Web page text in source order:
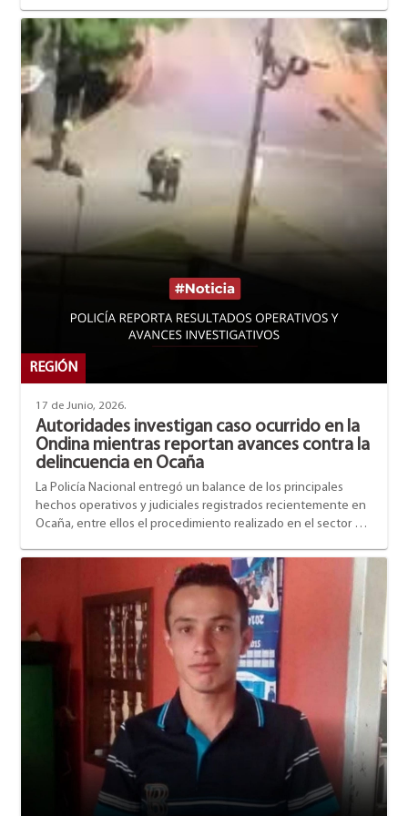
Profesionales externos: $100.000 (COP)
Proyección Empresarial (CEPREM) invitan a
todos los estamentos universitarios a
participar de este encuentro.
Día mundial de internet
10 de Mayo, 2024. - El Cedit se complace en
invitar a la primera rueda de prensa para
conmemorar el día internacional de internet
Cedit realiza jornadas de capacitación
08 de Mayo, 2024. - Desde la Unidad de
Educación Virtual, se están implementando
jornadas de formación dirigidos a la
comunidad docente de la institución.
Vive Libro UFPS OCAÑA 50 AÑOS
03 de Mayo, 2024. - Agéndate con nosotros y
vive esta gran experiencia.
30 de Abril, 2024. - ¡Siente la magia del arte de
nuestra región!
30 de Abril, 2024. - ¿Estás listo para vivir una
experiencia inolvidable? ¡Entonces prepárate
para el Día Universitario!.
seccional Ocaña
29 de Abril, 2024. - Llega la ll Semana de la
años siendo referente de buenas conductas.
24 de Abril, 2024. - Este programa se emite los
días miércoles al medio día por nuestra
emisora institucional La U FM 95.2.
Concurso de Fotografía "Conoce tu
granja" 50 Años UFPSO
12 de Abril, 2024. - En el marco de la
celebración de los 50 años la Granja
Experimental de la FCAA de la Universidad
Francisco de Paula Santander Ocaña, se
estará llevando a cabo un concurso de
fotografía con referencia a la Granja de la
X Congreso Internacional Dossier 2024
09 de Abril, 2024. - La Universidad Francisco
de Paula Santander Ocaña, se complace en
las empresas y los ingresos de los conductores.
REGIÓN
17 de Junio, 2026.
Autoridades investigan caso ocurrido en la
Ondina mientras reportan avances contra la
delincuencia en Ocaña
La Policía Nacional entregó un balance de los principales
hechos operativos y judiciales registrados recientemente en
Ocaña, entre ellos el procedimiento realizado en el sector de
policial y una uniformada resultó lesionada.